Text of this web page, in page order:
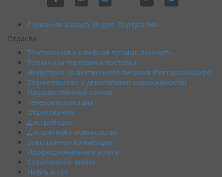
Германия Канада Индия Португалия
Отрасли
Текстильная и швейная промышленность
Розничная торговля и поставки
Индустрия общественного питания (Рестораны/кафе)
Строительство и девелопмент недвижимости)
Государственный сектор
Телекоммуникации
Образование
Дистрибуция
Дискретное производство
Электронная коммерция
Профессиональные услуги
Страхование жизни
Нефть и газ